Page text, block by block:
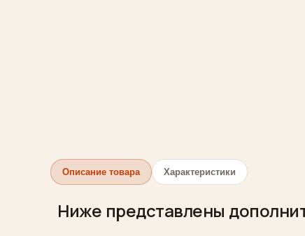
Описание товара Характеристики
Ниже представлены